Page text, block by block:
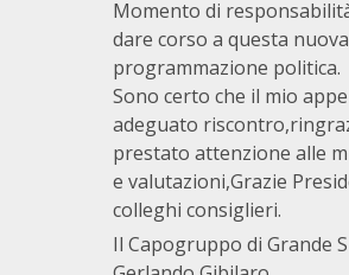
Momento di
dare corso a questa
programmazione politica.
Sono certo che il mio
adeguato
prestato attenzione alle
e valutazioni,Grazie
colleghi consiglieri.
Il Capogruppo di Grande